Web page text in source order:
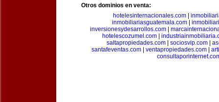
Otros dominios en venta:
hotelesinternacionales.com|
inmobiliariasguatemala.com
inversionesydesarrollos.com|
hotelescozumel.com
saltapropiedades.com| sociosvip.com|
santafeventas.com| ventapropiedades.com|